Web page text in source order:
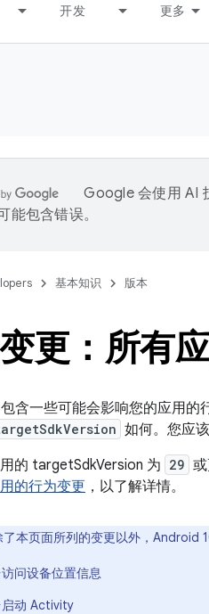
开发 更多
Google 会使用 AI
能包含错误。
基本知识 版本
更：所有
含一些可能会影响您的应用
如何。您应
的 targetSdkVersion 为 29
的行为变更 ，以了解详情。
了本页面所列的变更以外，Android
问设备位置信息
启动 Activity